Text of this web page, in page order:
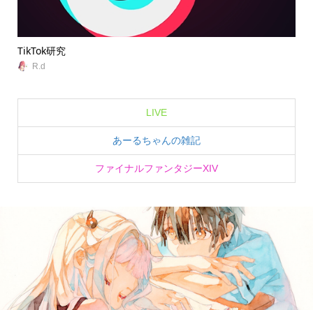
TikTok研究
R.d
LIVE
あーるちゃんの雑記
ファイナルファンタジーXIV